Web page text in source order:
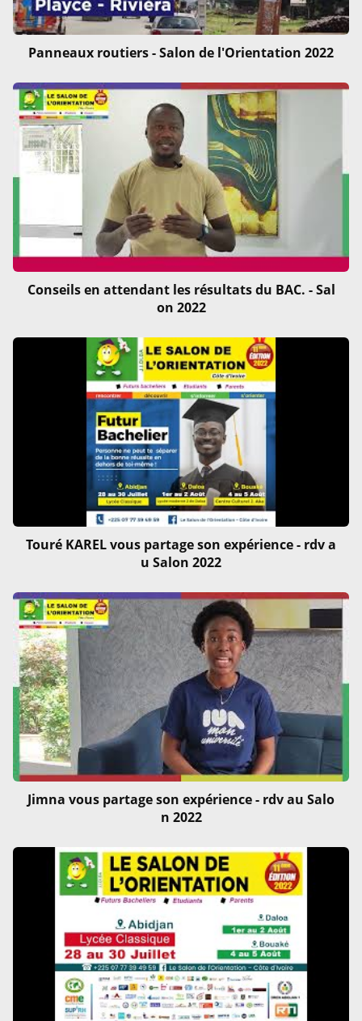
Panneaux routiers - Salon de l'Orientation 2022
Conseils en attendant les résultats du BAC. - Sal
on 2022
Touré KAREL vous partage son expérience - rdv a
u Salon 2022
Jimna vous partage son expérience - rdv au Salo
n 2022